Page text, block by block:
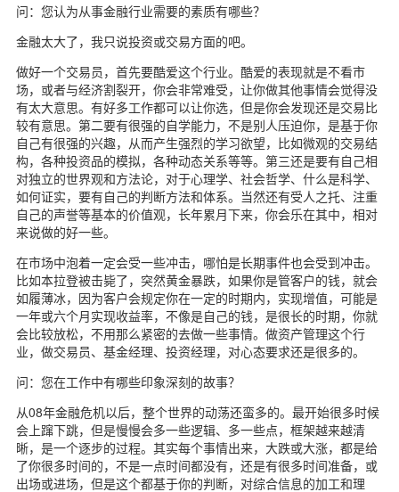
问：您认为从事金融行业需要的素质有哪些？
金融太大了，我只说投资或交易方面的吧。
做好一个交易员，首先要酷爱这个行业。酷爱的表现就是不看市
场，或者与经济割裂开，你会非常难受，让你做其他事情会觉得没
有太大意思。有好多工作都可以让你选，但是你会发现还是交易比
较有意思。第二要有很强的自学能力，不是别人压迫你，是基于你
自己有很强的兴趣，从而产生强烈的学习欲望，比如微观的交易结
构，各种投资品的模拟，各种动态关系等等。第三还是要有自己相
对独立的世界观和方法论，对于心理学、社会哲学、什么是科学、
如何证实，要有自己的判断方法和体系。当然还有受人之托、注重
自己的声誉等基本的价值观，长年累月下来，你会乐在其中，相对
来说做的好一些。
在市场中泡着一定会受一些冲击，哪怕是长期事件也会受到冲击。
比如本拉登被击毙了，突然黄金暴跌，如果你是管客户的钱，就会
如履薄冰，因为客户会规定你在一定的时期内，实现增值，可能是
一年或六个月实现收益率，不像是自己的钱，是很长的时期，你就
会比较放松，不用那么紧密的去做一些事情。做资产管理这个行
业，做交易员、基金经理、投资经理，对心态要求还是很多的。
问：您在工作中有哪些印象深刻的故事？
从08年金融危机以后，整个世界的动荡还蛮多的。最开始很多时候
会上蹿下跳，但是慢慢会多一些逻辑、多一些点，框架越来越清
晰，是一个逐步的过程。其实每个事情出来，大跌或大涨，都是给
了你很多时间的，不是一点时间都没有，还是有很多时间准备，或
出场或进场，但是这个都基于你的判断，对综合信息的加工和理